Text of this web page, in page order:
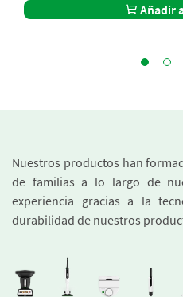
Añadir
Nuestros productos han
de familias a lo largo de
experiencia gracias a la
durabilidad de nuestros